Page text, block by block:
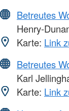
Betreutes
Henry-
Karte: Link
Betreutes
Karl
Karte: Link